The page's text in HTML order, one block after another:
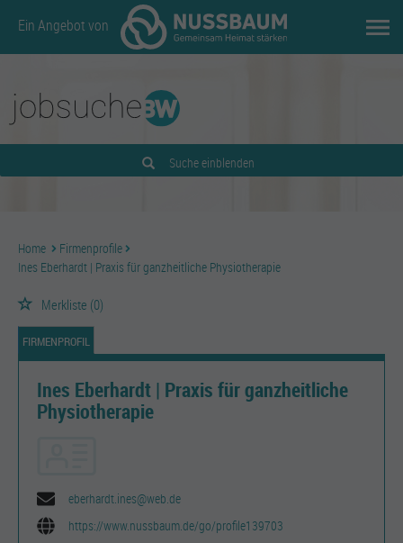
Ein Angebot von
Suche einblenden
Home
Firmenprofile
Ines Eberhardt | Praxis für ganzheitliche Physiotherapie
Merkliste (0)
FIRMENPROFIL
Ines Eberhardt | Praxis für ganzheitliche
Physiotherapie
eberhardt.ines@web.de
https://www.nussbaum.de/go/profile139703